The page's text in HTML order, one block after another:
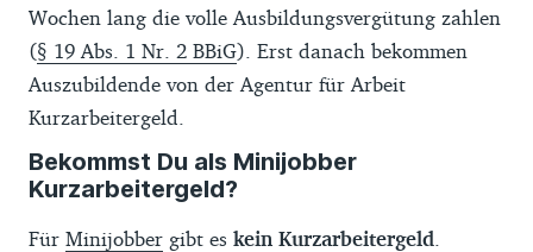
Wochen lang die volle Ausbildungsvergütung zahlen
(§ 19 Abs. 1 Nr. 2 BBiG). Erst danach bekommen
Auszubildende von der Agentur für Arbeit
Kurzarbeitergeld.
Bekommst Du als Minijobber
Kurzarbeitergeld?
Für Minijobber gibt es kein Kurzarbeitergeld